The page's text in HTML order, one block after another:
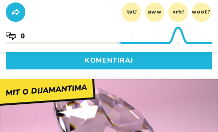
lol! aww vrh! woot?!
0
KOMENTIRAJ
MIT O DIJAMANTIMA